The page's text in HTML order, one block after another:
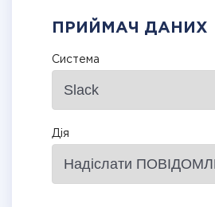
ПРИЙМАЧ ДАНИХ
Система
Дія